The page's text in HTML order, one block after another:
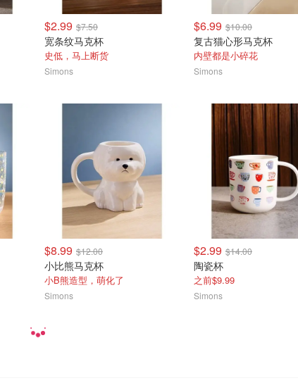
$2.99 $7.50
宽条纹马克杯
史低，马上断货
Simons
$6.99 $10.00
复古猫心形马克杯
内壁都是小碎花
Simons
$8.99 $12.00
小比熊马克杯
小B熊造型，萌化了
Simons
$2.99 $14.00
陶瓷杯
之前$9.99
Simons